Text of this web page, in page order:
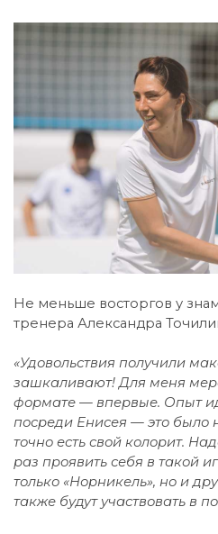
Не меньше восторгов у
тренера Александра
«Удовольствия получили
зашкаливают! Для меня
формате — впервые. Опыт
посреди Енисея — это было
точно есть свой колорит.
раз проявить себя в такой
только «Норникель», но и
также будут участвовать в